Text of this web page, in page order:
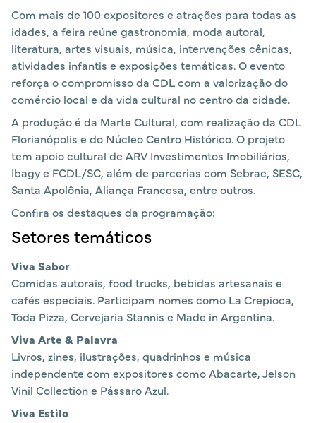
Com mais de 100 expositores e atrações para todas as
idades, a feira reúne gastronomia, moda autoral,
literatura, artes visuais, música, intervenções cênicas,
atividades infantis e exposições temáticas. O evento
reforça o compromisso da CDL com a valorização do
comércio local e da vida cultural no centro da cidade.
A produção é da Marte Cultural, com realização da CDL
Florianópolis e do Núcleo Centro Histórico. O projeto
tem apoio cultural de ARV Investimentos Imobiliários,
Ibagy e FCDL/SC, além de parcerias com Sebrae, SESC,
Santa Apolônia, Aliança Francesa, entre outros.
Confira os destaques da programação:
Setores temáticos
Viva Sabor
Comidas autorais, food trucks, bebidas artesanais e
cafés especiais. Participam nomes como La Crepioca,
Toda Pizza, Cervejaria Stannis e Made in Argentina.
Viva Arte & Palavra
Livros, zines, ilustrações, quadrinhos e música
independente com expositores como Abacarte, Jelson
Vinil Collection e Pássaro Azul.
Viva Estilo